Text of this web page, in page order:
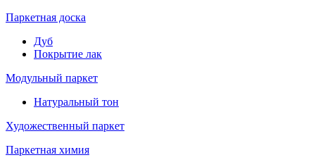
Паркетная доска
Дуб
Покрытие лак
Модульный паркет
Натуральный тон
Художественный паркет
Паркетная химия